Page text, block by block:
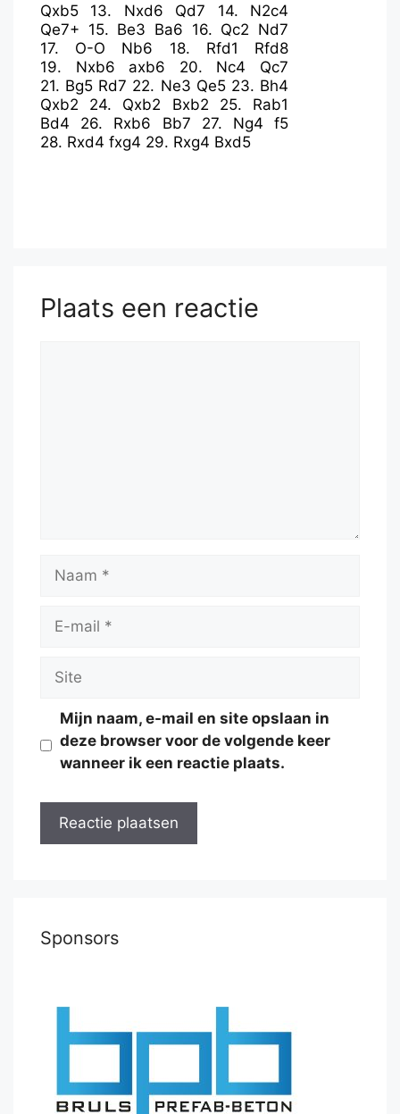
Qxb5
13. Nxd6 Qd7 14. N2c4
Qe7+ 15. Be3 Ba6 16. Qc2 Nd7
17. O-O Nb6 18. Rfd1
Rfd8
19. Nxb6 axb6 20. Nc4
Qc7
21. Bg5 Rd7 22. Ne3 Qe5 23. Bh4
Qxb2
24. Qxb2 Bxb2 25. Rab1
Bd4
26. Rxb6 Bb7 27. Ng4
f5
28. Rxd4 fxg4 29. Rxg4 Bxd5
Plaats een reactie
Naam
Site
Mijn naam, e-mail en site opslaan in
deze browser voor de volgende keer
wanneer ik een reactie plaats.
Sponsors